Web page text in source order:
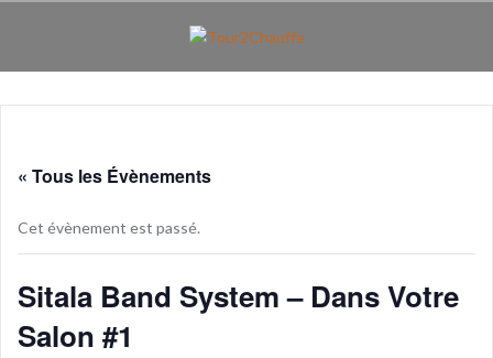
« Tous les Évènements
Cet évènement est passé.
Sitala Band System – Dans Votre
Salon #1